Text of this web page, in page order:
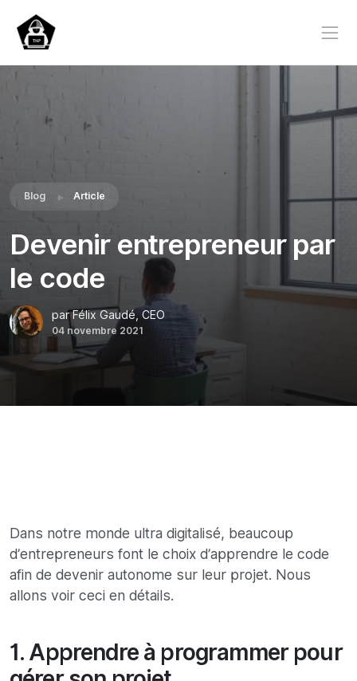
Blog Article
Devenir entrepreneur par
le code
par Félix Gaudé, CEO
04 novembre 2021
Dans notre monde ultra digitalisé, beaucoup
d’entrepreneurs font le choix d’apprendre le code
afin de devenir autonome sur leur projet. Nous
allons voir ceci en détails.
1. Apprendre à programmer pour